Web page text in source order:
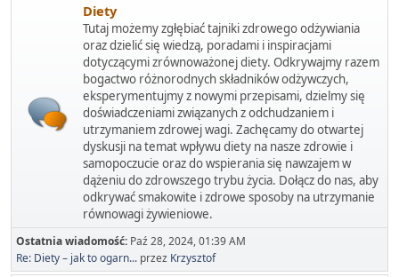
Diety
Tutaj możemy zgłębiać tajniki zdrowego odżywiania
oraz dzielić się wiedzą, poradami i inspiracjami
dotyczącymi zrównoważonej diety. Odkrywajmy razem
bogactwo różnorodnych składników odżywczych,
eksperymentujmy z nowymi przepisami, dzielmy się
doświadczeniami związanych z odchudzaniem i
utrzymaniem zdrowej wagi. Zachęcamy do otwartej
dyskusji na temat wpływu diety na nasze zdrowie i
samopoczucie oraz do wspierania się nawzajem w
dążeniu do zdrowszego trybu życia. Dołącz do nas, aby
odkrywać smakowite i zdrowe sposoby na utrzymanie
równowagi żywieniowe.
Ostatnia wiadomość: Paź 28, 2024, 01:39 AM
Re: Diety – jak to ogarn... przez Krzysztof